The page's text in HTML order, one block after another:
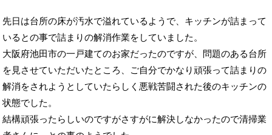
先日は台所の床が汚水で溢れているようで、キッチンが詰まって
いるとの事で詰まりの解消作業をしていました。
大阪府池田市の一戸建てのお家だったのですが、問題のある台所
を見させていただいたところ、ご自分でかなり頑張って詰まりの
解消をされようとしていたらしく悪戦苦闘された後のキッチンの
状態でした。
結構頑張ったらしいのですがさすがに解決しなかったので清掃業